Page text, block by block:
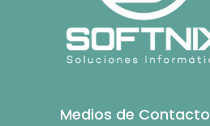
Medios de Contacto